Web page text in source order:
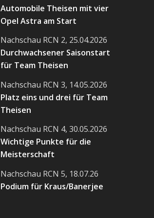
Automobile Theisen mit vier
Opel Astra am Start
Nachschau RCN 2, 25.04.2026
Durchwachsener Saisonstart
für Team Theisen
Nachschau RCN 3, 14.05.2026
Platz eins und drei für Team
Theisen
Nachschau RCN 4, 30.05.2026
Wichtige Punkte für die
Meisterschaft
Nachschau RCN 5, 18.07.26
Podium für Kraus/Banerjee